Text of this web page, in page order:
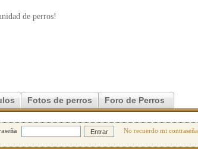
de perros!
Fotos de perros Foro de Perros
No recuerdo mi contraseña